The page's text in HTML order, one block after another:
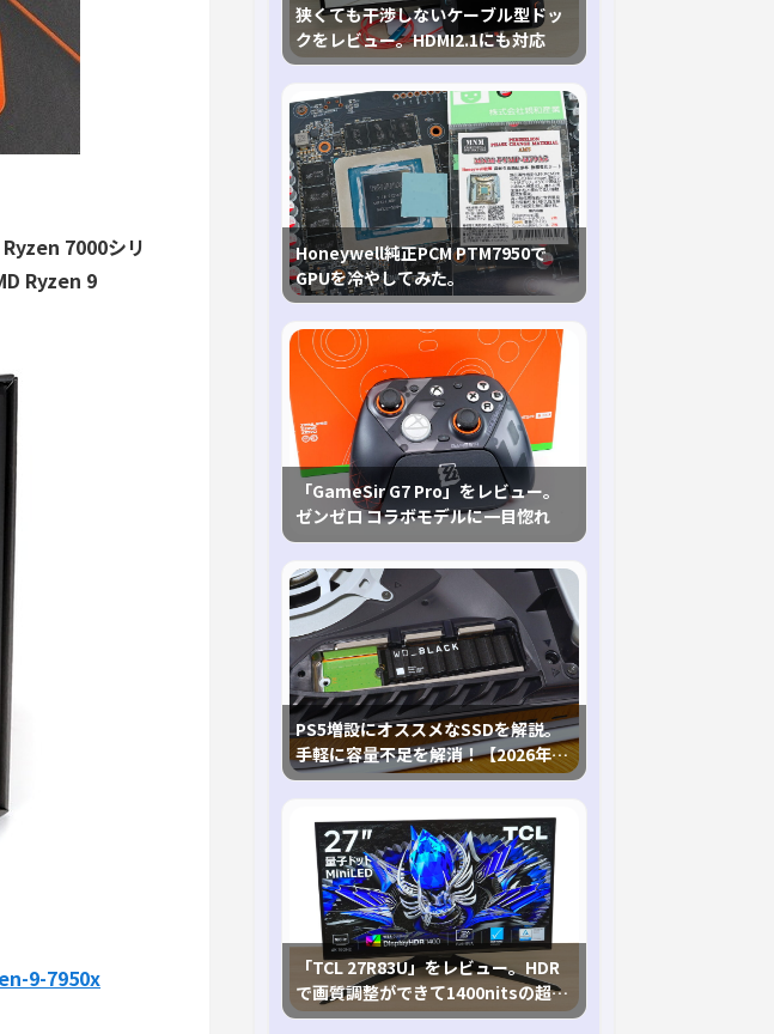
7000シリ
Ryzen 9
9-7950x
狭くても干渉しないケーブル型ドッ
クをレビュー。HDMI2.1にも対応
Honeywell純正PCM PTM7950で
GPUを冷やしてみた。
「GameSir G7 Pro」をレビュー。
ゼンゼロ コラボモデルに一目惚れ
PS5増設にオススメなSSDを解説。
手軽に容量不足を解消！【2026年最
新、PS5 Proにも対応】
「TCL 27R83U」をレビュー。HDR
で画質調整ができて1400nitsの超高
輝度も発揮！